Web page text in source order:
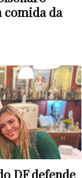
comida da
DF defende